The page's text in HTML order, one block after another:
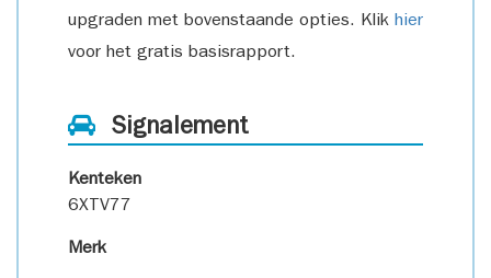
upgraden met bovenstaande opties. Klik hier
voor het gratis basisrapport.
Signalement
Kenteken
6XTV77
Merk